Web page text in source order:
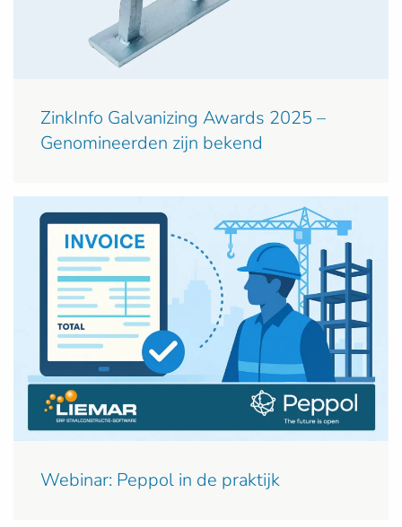
ZinkInfo Galvanizing Awards 2025 –
Genomineerden zijn bekend
Webinar: Peppol in de praktijk